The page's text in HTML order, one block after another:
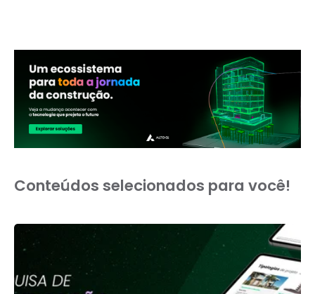
Conteúdos selecionados para você!